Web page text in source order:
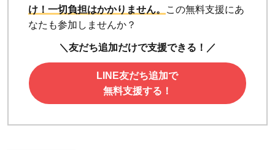
け！ 一切負担はかかりません。
この無料支援にあ
なたも参加しませんか？
＼友だち追加だけで支援できる！／
LINE友だち追加で
無料支援する！